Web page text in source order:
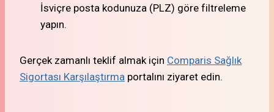
İsviçre posta kodunuza (PLZ) göre filtreleme
yapın.
Gerçek zamanlı teklif almak için Comparis Sağlık
Sigortası Karşılaştırma portalını ziyaret edin.